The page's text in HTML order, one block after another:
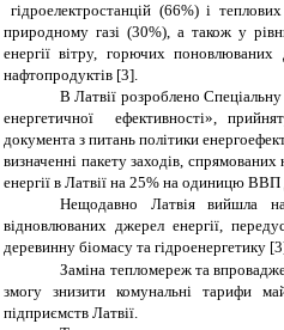
гідроелектростанцій (66%) і
природному газі (30%), а також у
енергії вітру, горючих
нафтопродуктів [3].
В Латвії розроблено
енергетичної ефективності»,
документа з питань політики
визначенні пакету заходів,
енергії в Латвії на 25% на одиницю
Нещодавно Латвія вийшла
відновлюваних джерел енергії,
деревинну біомасу та гідроенергетику
Заміна тепломереж та
змогу знизити комунальні тарифи
підприємств Латвії.